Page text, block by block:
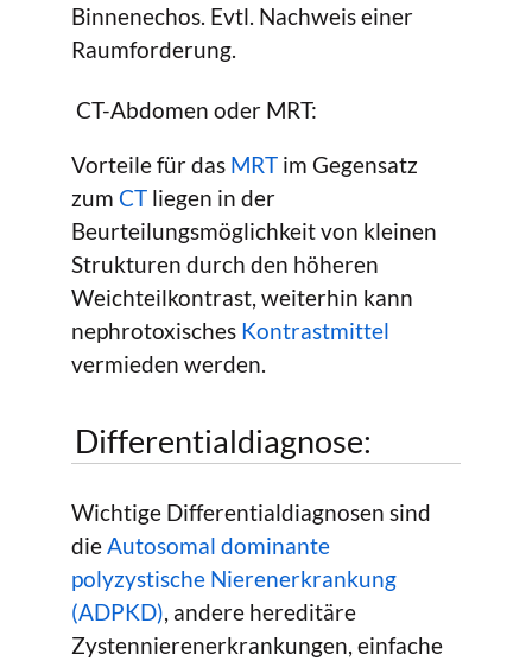
Binnenechos. Evtl. Nachweis einer
Raumforderung.
CT-Abdomen oder MRT:
Vorteile für das MRT im Gegensatz
zum CT liegen in der
Beurteilungsmöglichkeit von kleinen
Strukturen durch den höheren
Weichteilkontrast, weiterhin kann
nephrotoxisches Kontrastmittel
vermieden werden.
Differentialdiagnose:
Wichtige Differentialdiagnosen sind
dieAutosomal dominante
polyzystische Nierenerkrankung
(ADPKD), andere hereditäre
Zystennierenerkrankungen, einfache